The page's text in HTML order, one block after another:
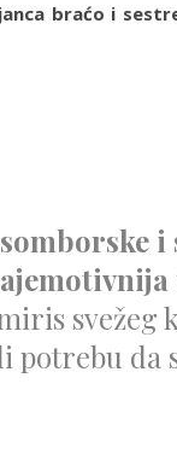
braćo i
i
svežeg
da